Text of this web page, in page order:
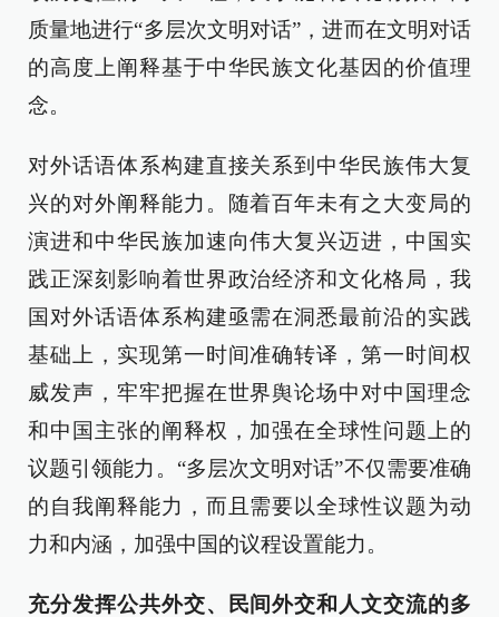
质量地进行“多层次文明对话”，进而在文明对话
的高度上阐释基于中华民族文化基因的价值理
念。
对外话语体系构建直接关系到中华民族伟大复
兴的对外阐释能力。随着百年未有之大变局的
演进和中华民族加速向伟大复兴迈进，中国实
践正深刻影响着世界政治经济和文化格局，我
国对外话语体系构建亟需在洞悉最前沿的实践
基础上，实现第一时间准确转译，第一时间权
威发声，牢牢把握在世界舆论场中对中国理念
和中国主张的阐释权，加强在全球性问题上的
议题引领能力。“多层次文明对话”不仅需要准确
的自我阐释能力，而且需要以全球性议题为动
力和内涵，加强中国的议程设置能力。
充分发挥公共外交、民间外交和人文交流的多